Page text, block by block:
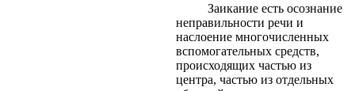
Заикание есть осознание
неправильности речи и
наслоение многочисленных
вспомогательных средств,
происходящих частью из
центра, частью из отдельных